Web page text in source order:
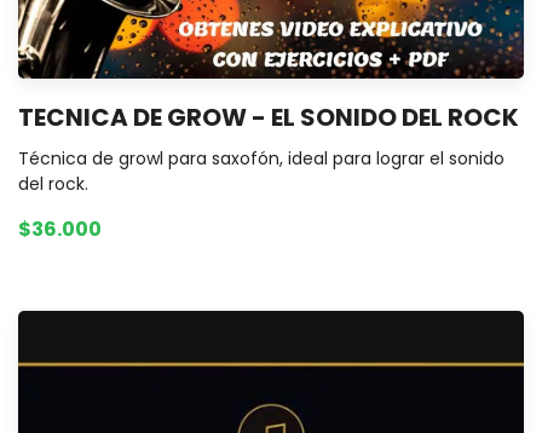
TECNICA DE GROW - EL SONIDO DEL ROCK
Técnica de growl para saxofón, ideal para lograr el sonido
del rock.
$36.000